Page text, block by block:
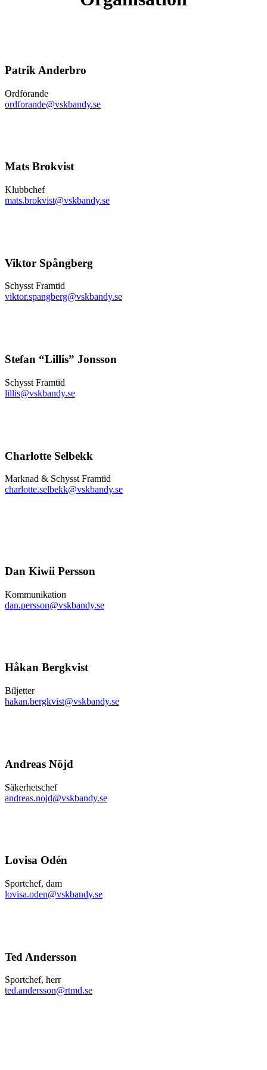
Patrik Anderbro
Ordförande
ordforande@vskbandy.se
Mats Brokvist
Klubbchef
mats.brokvist@vskbandy.se
Viktor Spångberg
Schysst Framtid
viktor.spangberg@vskbandy.se
Stefan “Lillis” Jonsson
Schysst Framtid
lillis@vskbandy.se
Charlotte Selbekk
Marknad & Schysst Framtid
charlotte.selbekk@vskbandy.se
Dan Kiwii Persson
Kommunikation
dan.persson@vskbandy.se
Håkan Bergkvist
Biljetter
hakan.bergkvist@vskbandy.se
Andreas Nöjd
Säkerhetschef
andreas.nojd@vskbandy.se
Lovisa Odén
Sportchef, dam
lovisa.oden@vskbandy.se
Ted Andersson
Sportchef, herr
ted.andersson@rtmd.se